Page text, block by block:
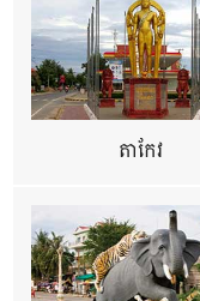
តាកែវ